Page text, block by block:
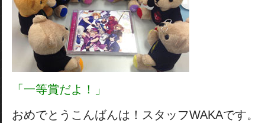
「一等賞だよ！」
おめでとうこんばんは！スタッフWAKAです。